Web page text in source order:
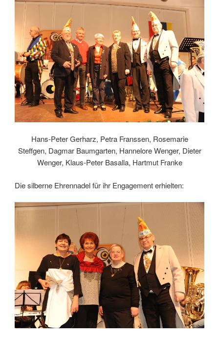
Hans-Peter Gerharz, Petra Franssen, Rosemarie
Steffgen, Dagmar Baumgarten, Hannelore Wenger, Dieter
Wenger, Klaus-Peter Basalla, Hartmut Franke
Die silberne Ehrennadel für ihr Engagement erhielten: